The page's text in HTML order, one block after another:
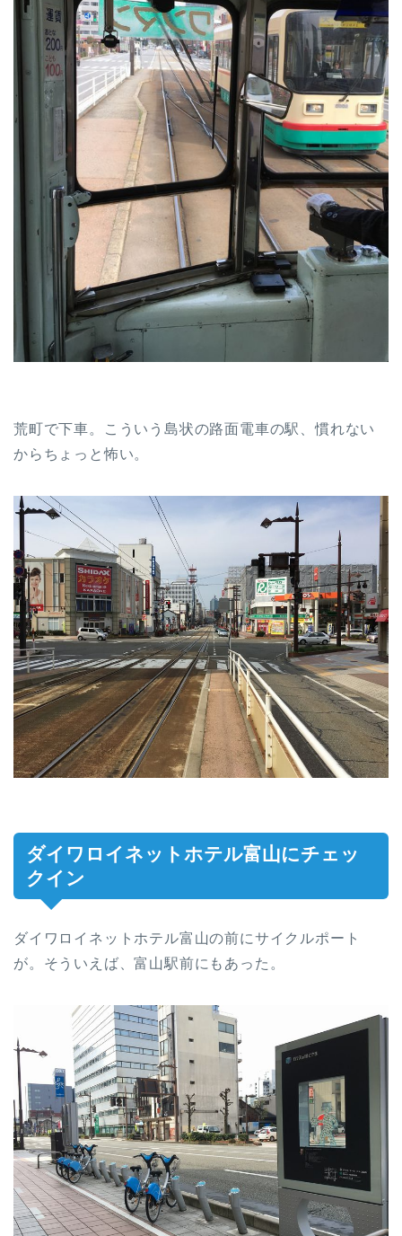
荒町で下車。こういう島状の路面電車の駅、慣れない
からちょっと怖い。
ダイワロイネットホテル富山にチェッ
クイン
ダイワロイネットホテル富山の前にサイクルポート
が。そういえば、富山駅前にもあった。